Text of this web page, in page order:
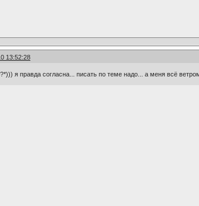
13:52:28
я правда согласна... писать по теме надо... а меня всё